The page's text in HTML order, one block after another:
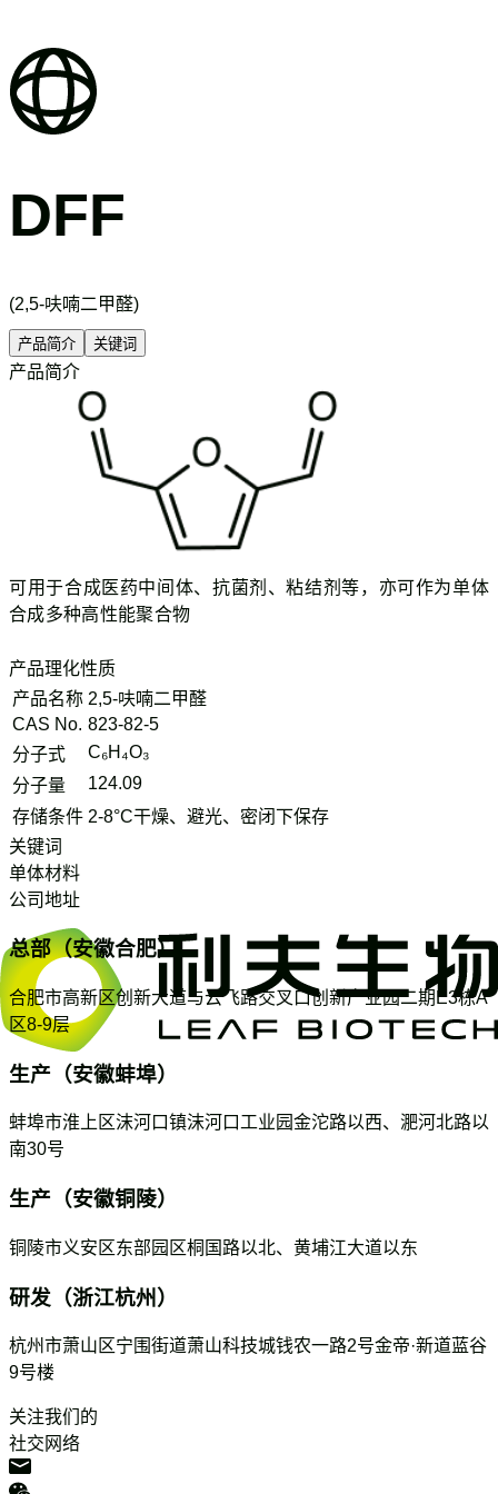
DFF
(2,5-呋喃二甲醛)
产品简介 关键词
产品简介
可用于合成医药中间体、抗菌剂、粘结剂等，亦可作为单体
合成多种高性能聚合物
产品理化性质
产品名称 2,5-呋喃二甲醛
CAS No. 823-82-5
分子式
C₆H₄O₃
分子量
124.09
存储条件 2-8°C干燥、避光、密闭下保存
关键词
单体材料
公司地址
总部（安徽合肥）
合肥市高新区创新大道与云飞路交叉口创新产业园二期E3栋A
区8-9层
生产（安徽蚌埠）
蚌埠市淮上区沫河口镇沫河口工业园金沱路以西、淝河北路以
南30号
生产（安徽铜陵）
铜陵市义安区东部园区桐国路以北、黄埔江大道以东
研发（浙江杭州）
杭州市萧山区宁围街道萧山科技城钱农一路2号金帝·新道蓝谷
9号楼
关注我们的
社交网络